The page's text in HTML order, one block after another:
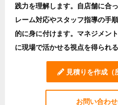
践力を理解します。自店舗に合
レーム対応やスタッフ指導の手
的に身に付けます。マネジメン
に現場で活かせる視点を得られる
見積りを作成
お問い合わ